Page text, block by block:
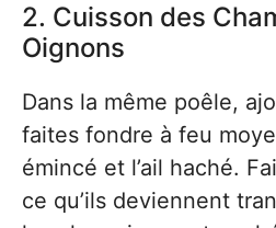
2. Cuisson des
Oignons
Dans la même poêle,
faites fondre à feu
émincé et l’ail haché.
ce qu’ils deviennent